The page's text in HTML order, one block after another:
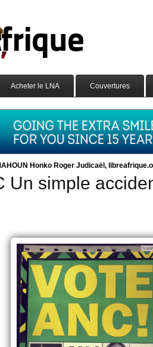
Acheter le LNA Couvertures
Honko Roger Judicaël,
Un simple